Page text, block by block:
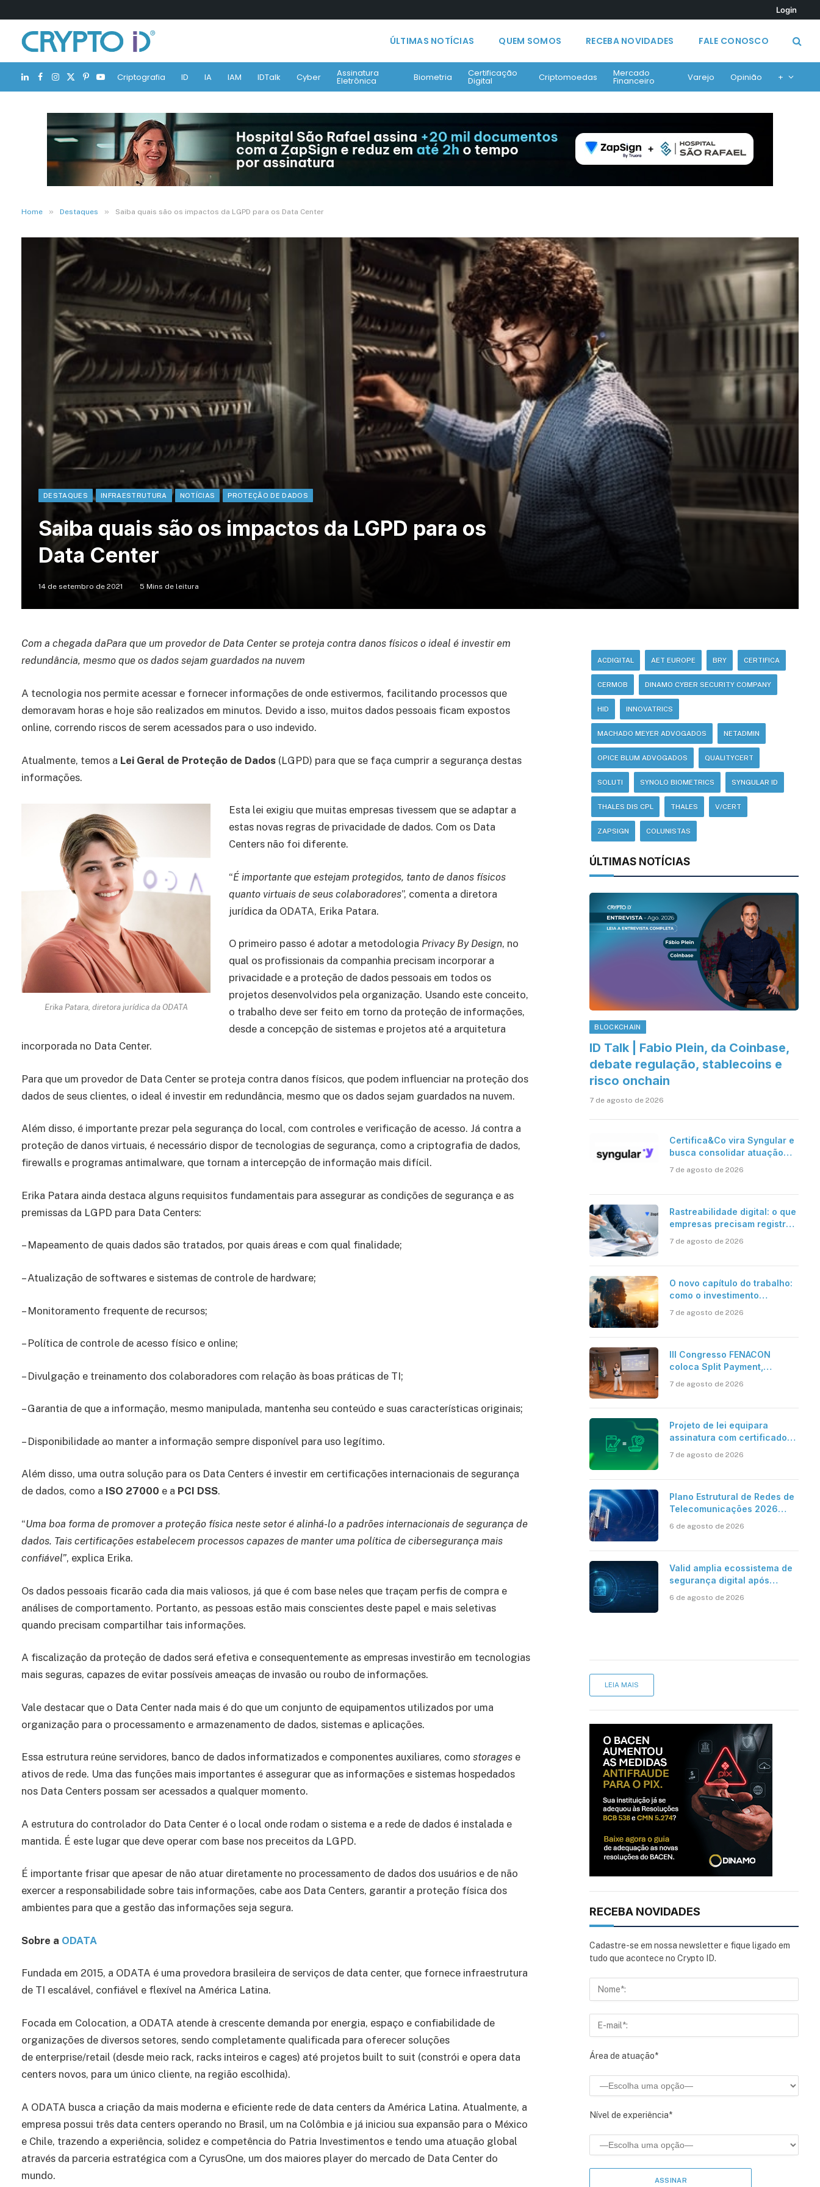
Login
ÚLTIMAS NOTÍCIAS QUEM SOMOS RECEBA NOVIDADES FALE CONOSCO
LinkedIn
Facebook
Instagram
X
(Twitter)
Pinterest
YouTubeCriptografia ID IA IAM IDTalk Cyber Assinatura
Eletrônica Biometria Certificação
Digital Criptomoedas Mercado
Financeiro Varejo Opinião +
Home » Destaques » Saiba quais são os impactos da LGPD para os Data Center
DESTAQUES INFRAESTRUTURA NOTÍCIAS PROTEÇÃO DE DADOS
Saiba quais são os impactos da LGPD para os
Data Center
14 de setembro de 2021 5 Mins de leitura
Com a chegada daPara que um provedor de Data Center se proteja contra danos físicos o ideal é investir em
redundância, mesmo que os dados sejam guardados na nuvem
A tecnologia nos permite acessar e fornecer informações de onde estivermos, facilitando processos que
demoravam horas e hoje são realizados em minutos. Devido a isso, muitos dados pessoais ficam expostos
online, correndo riscos de serem acessados para o uso indevido.
Atualmente, temos a Lei Geral de Proteção de Dados (LGPD) para que se faça cumprir a segurança destas
informações.
Erika Patara, diretora jurídica da ODATA
Esta lei exigiu que muitas empresas tivessem que se adaptar a
estas novas regras de privacidade de dados. Com os Data
Centers não foi diferente.
“É importante que estejam protegidos, tanto de danos físicos
quanto virtuais de seus colaboradores”, comenta a diretora
jurídica da ODATA, Erika Patara.
O primeiro passo é adotar a metodologia Privacy By Design, no
qual os profissionais da companhia precisam incorporar a
privacidade e a proteção de dados pessoais em todos os
projetos desenvolvidos pela organização. Usando este conceito,
o trabalho deve ser feito em torno da proteção de informações,
desde a concepção de sistemas e projetos até a arquitetura
incorporada no Data Center.
Para que um provedor de Data Center se proteja contra danos físicos, que podem influenciar na proteção dos
dados de seus clientes, o ideal é investir em redundância, mesmo que os dados sejam guardados na nuvem.
Além disso, é importante prezar pela segurança do local, com controles e verificação de acesso. Já contra a
proteção de danos virtuais, é necessário dispor de tecnologias de segurança, como a criptografia de dados,
firewalls e programas antimalware, que tornam a intercepção de informação mais difícil.
Erika Patara ainda destaca alguns requisitos fundamentais para assegurar as condições de segurança e as
premissas da LGPD para Data Centers:
– Mapeamento de quais dados são tratados, por quais áreas e com qual finalidade;
– Atualização de softwares e sistemas de controle de hardware;
– Monitoramento frequente de recursos;
– Política de controle de acesso físico e online;
– Divulgação e treinamento dos colaboradores com relação às boas práticas de TI;
– Garantia de que a informação, mesmo manipulada, mantenha seu conteúdo e suas características originais;
– Disponibilidade ao manter a informação sempre disponível para uso legítimo.
Além disso, uma outra solução para os Data Centers é investir em certificações internacionais de segurança
de dados, como a ISO 27000 e a PCI DSS.
“Uma boa forma de promover a proteção física neste setor é alinhá-lo a padrões internacionais de segurança de
dados. Tais certificações estabelecem processos capazes de manter uma política de cibersegurança mais
confiável”, explica Erika.
Os dados pessoais ficarão cada dia mais valiosos, já que é com base neles que traçam perfis de compra e
análises de comportamento. Portanto, as pessoas estão mais conscientes deste papel e mais seletivas
quando precisam compartilhar tais informações.
A fiscalização da proteção de dados será efetiva e consequentemente as empresas investirão em tecnologias
mais seguras, capazes de evitar possíveis ameaças de invasão ou roubo de informações.
Vale destacar que o Data Center nada mais é do que um conjunto de equipamentos utilizados por uma
organização para o processamento e armazenamento de dados, sistemas e aplicações.
Essa estrutura reúne servidores, banco de dados informatizados e componentes auxiliares, como storages e
ativos de rede. Uma das funções mais importantes é assegurar que as informações e sistemas hospedados
nos Data Centers possam ser acessados a qualquer momento.
A estrutura do controlador do Data Center é o local onde rodam o sistema e a rede de dados é instalada e
mantida. É este lugar que deve operar com base nos preceitos da LGPD.
É importante frisar que apesar de não atuar diretamente no processamento de dados dos usuários e de não
exercer a responsabilidade sobre tais informações, cabe aos Data Centers, garantir a proteção física dos
ambientes para que a gestão das informações seja segura.
Sobre a ODATA
Fundada em 2015, a ODATA é uma provedora brasileira de serviços de data center, que fornece infraestrutura
de TI escalável, confiável e flexível na América Latina.
Focada em Colocation, a ODATA atende à crescente demanda por energia, espaço e confiabilidade de
organizações de diversos setores, sendo completamente qualificada para oferecer soluções
de enterprise/retail (desde meio rack, racks inteiros e cages) até projetos built to suit (constrói e opera data
centers novos, para um único cliente, na região escolhida).
A ODATA busca a criação da mais moderna e eficiente rede de data centers da América Latina. Atualmente, a
empresa possui três data centers operando no Brasil, um na Colômbia e já iniciou sua expansão para o México
e Chile, trazendo a experiência, solidez e competência do Patria Investimentos e tendo uma atuação global
através da parceria estratégica com a CyrusOne, um dos maiores player do mercado de Data Center do
mundo.
ACDIGITAL AET EUROPE BRY CERTIFICA
CERMOB DINAMO CYBER SECURITY COMPANY
HID INNOVATRICS
MACHADO MEYER ADVOGADOS NETADMIN
OPICE BLUM ADVOGADOS QUALITYCERT
SOLUTI SYNOLO BIOMETRICS SYNGULAR ID
THALES DIS CPL THALES V/CERT
ZAPSIGN COLUNISTAS
ÚLTIMAS NOTÍCIAS
BLOCKCHAIN
ID Talk | Fabio Plein, da Coinbase,
debate regulação, stablecoins e
risco onchain
7 de agosto de 2026
Certifica&Co vira Syngular e
busca consolidar atuação
7 de agosto de 2026
Rastreabilidade digital: o que
empresas precisam registrar
7 de agosto de 2026
O novo capítulo do trabalho:
como o investimento
científica revela a
7 de agosto de 2026
III Congresso FENACON
coloca Split Payment,
centro dos debates
7 de agosto de 2026
Projeto de lei equipara
assinatura com certificado
reconhecimento de firma em
7 de agosto de 2026
Plano Estrutural de Redes de
Telecomunicações 2026
móvel, mas mantém desafio
6 de agosto de 2026
Valid amplia ecossistema de
segurança digital após
6 de agosto de 2026
LEIA MAIS
RECEBA NOVIDADES
Cadastre-se em nossa newsletter e fique ligado em
tudo que acontece no Crypto ID.
Área de atuação*
Nível de experiência*